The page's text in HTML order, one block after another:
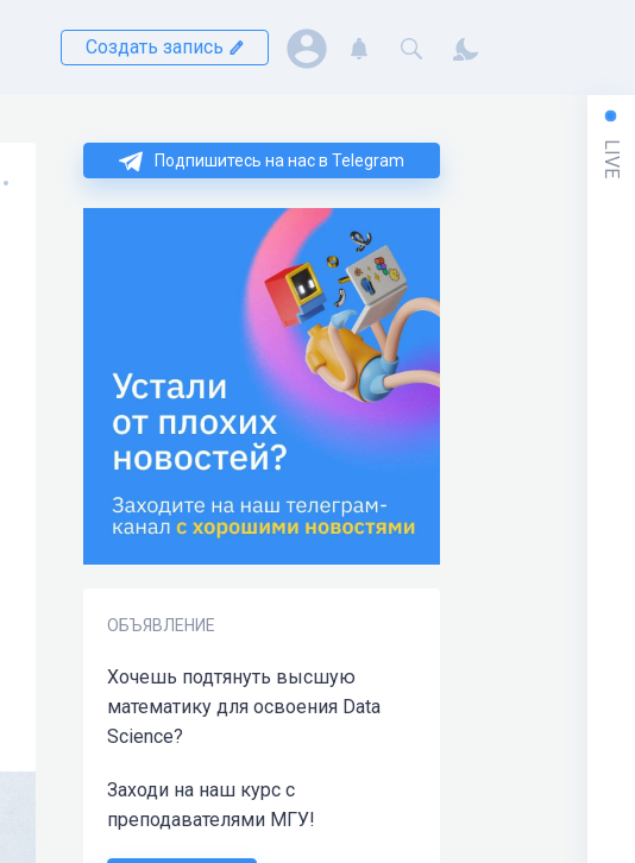
Создать запись
Подпишитесь на нас в Telegram
ОБЪЯВЛЕНИЕ
Хочешь подтянуть высшую
математику для освоения Data
Science?
Заходи на наш курс с
преподавателями МГУ!
LIVE